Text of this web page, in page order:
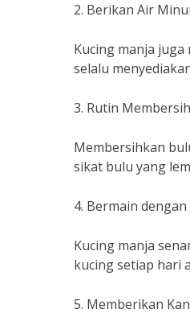
2. Berikan Air
Kucing manja
selalu
3. Rutin
Membersihkan
sikat bulu yang
4. Bermain
Kucing manja
kucing setiap hari
5. Memberikan